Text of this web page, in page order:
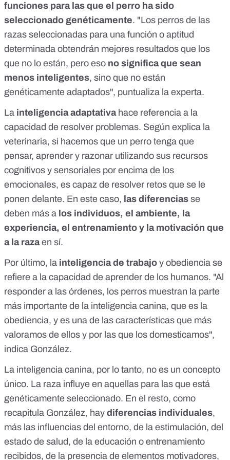
funciones para las que el perro ha sido
seleccionado genéticamente. "Los perros de las
razas seleccionadas para una función o aptitud
determinada obtendrán mejores resultados que los
que no lo están, pero eso no significa que sean
menos inteligentes, sino que no están
genéticamente adaptados", puntualiza la experta.
La inteligencia adaptativahace referencia a la
capacidad de resolver problemas. Según explica la
veterinaria, si hacemos que un perro tenga que
pensar, aprender y razonar utilizando sus recursos
cognitivos y sensoriales por encima de los
emocionales, es capaz de resolver retos que se le
ponen delante. En este caso, las diferencias se
deben más a los individuos, el ambiente, la
experiencia, el entrenamiento y la motivación que
a la razaen sí.
Por último, la inteligencia de trabajo y obediencia se
refiere a la capacidad de aprender de los humanos. "Al
responder a las órdenes, los perros muestran la parte
más importante de la inteligencia canina, que es la
obediencia, y es una de las características que más
valoramos de ellos y por las que los domesticamos",
indica González.
La inteligencia canina, por lo tanto, no es un concepto
único. La raza influye en aquellas para las que está
genéticamente seleccionado. En el resto, como
recapitula González, hay diferencias individuales,
más las influencias del entorno, de la estimulación, del
estado de salud, de la educación o entrenamiento
recibidos, de la presencia de elementos motivadores,